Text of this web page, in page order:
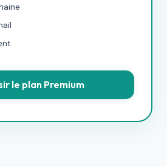
le plan Premium